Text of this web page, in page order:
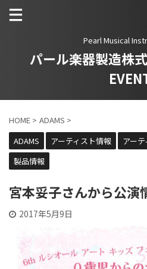
Pearl Musical
パール楽器製造株
HOME > ADAMS >
ADAMS
アーティスト情報 アー
製品情報
宮本妥子さんから公演
2017年5月9日